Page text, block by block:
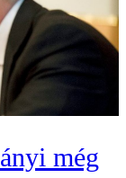
még